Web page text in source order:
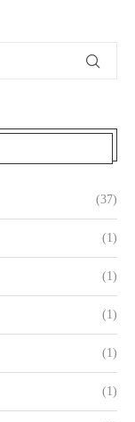
(37)
(1)
(1)
(1)
(1)
(1)